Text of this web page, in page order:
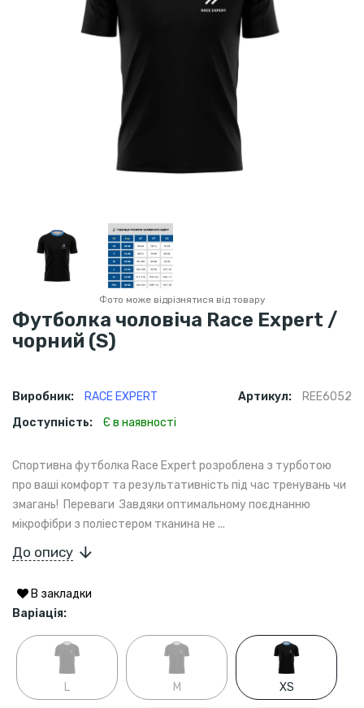
Фото може відрізнятися від товару
Футболка чоловіча Race Expert /
чорний (S)
Виробник: RACE EXPERT Артикул:
REE6052
Доступність:
Є в наявності
Спортивна футболка Race Expert розроблена з турботою
про ваші комфорт та результативність під час тренувань чи
змагань! Переваги Завдяки оптимальному поєднанню
мікрофібри з поліестером тканина не ...
До опису
В закладки
Варіація:
L M XS